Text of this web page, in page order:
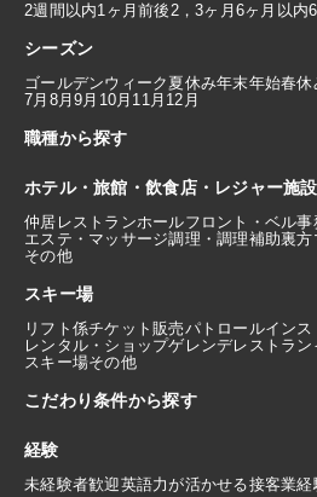
2週間以内1ヶ月前後2，3ヶ月 6ヶ月以内
シーズン
ゴールデンウィーク 夏休み年末年始春休
7月 8月9月 10月 11月 12月
職種から探す
ホテル・旅館・飲食店・レジャー施
仲居 レストランホールフロント・ベル事
エステ・マッサージ調理・調理補助裏方
その他
スキー場
リフト係チケット販売パトロールインス
レンタル・ショップゲレンデレストラン
スキー場その他
こだわり条件から探す
経験
未経験者歓迎英語力が活かせる接客業経